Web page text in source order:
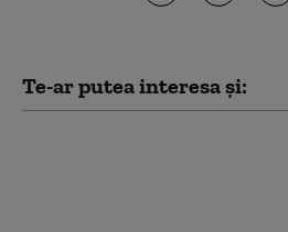
Te-ar putea interesa și: